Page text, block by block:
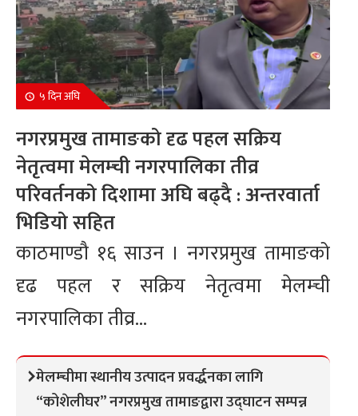
५ दिन अघि
नगरप्रमुख तामाङको दृढ पहल सक्रिय
नेतृत्वमा मेलम्ची नगरपालिका तीव्र
परिवर्तनको दिशामा अघि बढ्दै : अन्तरवार्ता
भिडियो सहित
काठमाण्डौ १६ साउन । नगरप्रमुख तामाङको
दृढ पहल र सक्रिय नेतृत्वमा मेलम्ची
नगरपालिका तीव्र...
मेलम्चीमा स्थानीय उत्पादन प्रवर्द्धनका लागि
“कोशेलीघर” नगरप्रमुख तामाङद्वारा उद्घाटन सम्पन्न